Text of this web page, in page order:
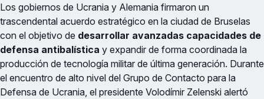
Los gobiernos de Ucrania y Alemania firmaron un
trascendental acuerdo estratégico en la ciudad de Bruselas
con el objetivo de desarrollar avanzadas capacidades de
defensa antibalística y expandir de forma coordinada la
producción de tecnología militar de última generación. Durante
el encuentro de alto nivel del Grupo de Contacto para la
Defensa de Ucrania, el presidente Volodímir Zelenski alertó